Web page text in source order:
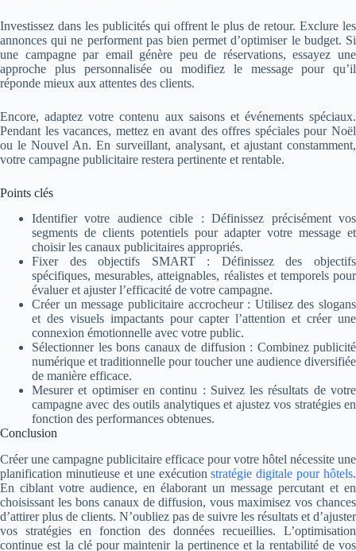
Investissez dans les publicités qui offrent le plus de retour. Exclure les
annonces qui ne performent pas bien permet d’optimiser le budget. Si
une campagne par email génère peu de réservations, essayez une
approche plus personnalisée ou modifiez le message pour qu’il
réponde mieux aux attentes des clients.
Encore, adaptez votre contenu aux saisons et événements spéciaux.
Pendant les vacances, mettez en avant des offres spéciales pour Noël
ou le Nouvel An. En surveillant, analysant, et ajustant constamment,
votre campagne publicitaire restera pertinente et rentable.
Points clés
Identifier votre audience cible : Définissez précisément vos
segments de clients potentiels pour adapter votre message et
choisir les canaux publicitaires appropriés.
Fixer des objectifs SMART : Définissez des objectifs
spécifiques, mesurables, atteignables, réalistes et temporels pour
évaluer et ajuster l’efficacité de votre campagne.
Créer un message publicitaire accrocheur : Utilisez des slogans
et des visuels impactants pour capter l’attention et créer une
connexion émotionnelle avec votre public.
Sélectionner les bons canaux de diffusion : Combinez publicité
numérique et traditionnelle pour toucher une audience diversifiée
de manière efficace.
Mesurer et optimiser en continu : Suivez les résultats de votre
campagne avec des outils analytiques et ajustez vos stratégies en
fonction des performances obtenues.
Conclusion
Créer une campagne publicitaire efficace pour votre hôtel nécessite une
planification minutieuse et une exécutionstratégie digitale pour hôtels.
En ciblant votre audience, en élaborant un message percutant et en
choisissant les bons canaux de diffusion, vous maximisez vos chances
d’attirer plus de clients. N’oubliez pas de suivre les résultats et d’ajuster
vos stratégies en fonction des données recueillies. L’optimisation
continue est la clé pour maintenir la pertinence et la rentabilité de vos